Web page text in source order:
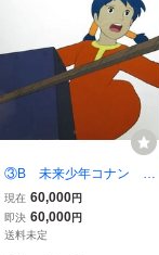
③B 未来少年コナン ８
話「逃亡」 叫ぶラナ セ
ル画 張り付きあり ア
ニメ 宮崎駿 日本アニ
現在 60,000円
即決 60,000円
送料未定